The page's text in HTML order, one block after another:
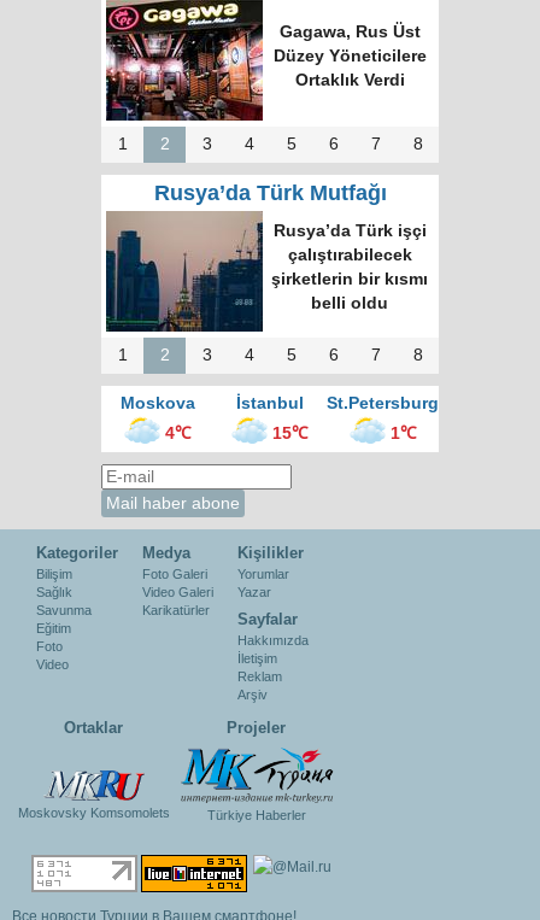
Türk Dünyasında
Tek Bilgi Alanı
Hedefi: Bişkek
Zirvesi ve Yeni
İnsiyatifler
1 2 3 4 5 6 7 8
Rusya’da Türk Mutfağı
Moskova’nın en
büyük kültür
merkezinde “Türk
Kahvesi Gecesi”
düzenlendi
1 2 3 4 5 6 7 8
Moskova İstanbul
St.Petersburg
4℃
15℃ 1℃
Kategoriler
Bilişim
Sağlık
Savunma
Eğitim
Foto
Video
Medya
Foto Galeri
Video Galeri
Karikatürler
Kişilikler
Yorumlar
Yazar
Sayfalar
Hakkımızda
İletişim
Reklam
Arşiv
Ortaklar
Moskovsky Komsomolets
Projeler
Türkiye Haberler
Все новости Турции в Вашем смартфоне!